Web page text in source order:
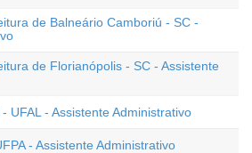
de Balneário Camboriú - SC -
de Florianópolis - SC - Assistente
UFAL - Assistente Administrativo
- Assistente Administrativo